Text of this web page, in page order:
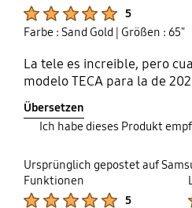
5
Farbe : Sand Gold | Größen : 65"
La tele es increible, pero
modelo TECA para la de
Übersetzen
Ich habe dieses Produkt
Ursprünglich gepostet auf
Funktionen
5